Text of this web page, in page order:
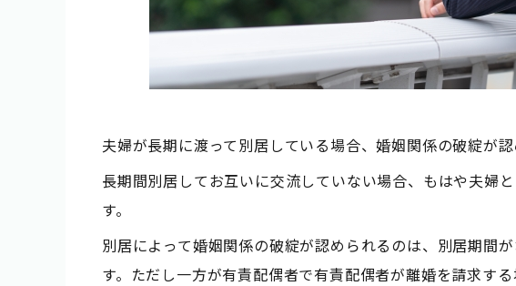
夫婦が長期に渡って別居している場合、婚姻関係の破綻が
長期間別居してお互いに交流していない場合、もはや夫婦
す。
別居によって婚姻関係の破綻が認められるのは、別居期間
す。ただし一方が有責配偶者で有責配偶者が離婚を請求す